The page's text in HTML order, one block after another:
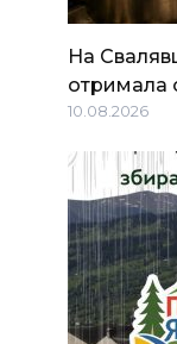
На
отримала
10.08.2026